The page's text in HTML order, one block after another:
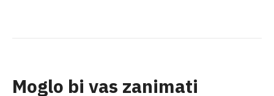
Moglo bi vas zanimati